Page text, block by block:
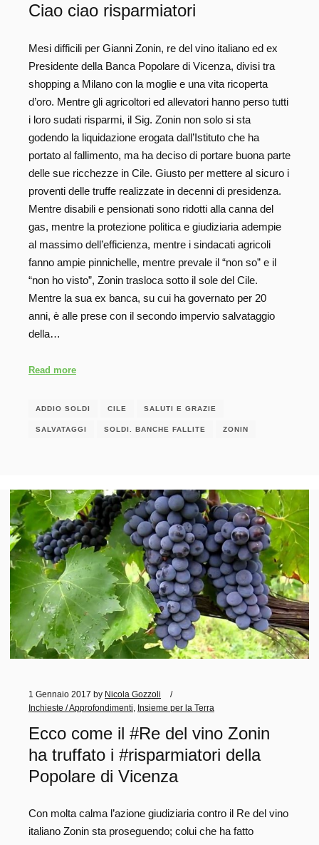
Ciao ciao risparmiatori
Mesi difficili per Gianni Zonin, re del vino italiano ed ex
Presidente della Banca Popolare di Vicenza, divisi tra
shopping a Milano con la moglie e una vita ricoperta
d’oro. Mentre gli agricoltori ed allevatori hanno perso tutti
i loro sudati risparmi, il Sig. Zonin non solo si sta
godendo la liquidazione erogata dall’Istituto che ha
portato al fallimento, ma ha deciso di portare buona parte
delle sue ricchezze in Cile. Giusto per mettere al sicuro i
proventi delle truffe realizzate in decenni di presidenza.
Mentre disabili e pensionati sono ridotti alla canna del
gas, mentre la protezione politica e giudiziaria adempie
al massimo dell’efficienza, mentre i sindacati agricoli
fanno ampie pinnichelle, mentre prevale il “non so” e il
“non ho visto”, Zonin trasloca sotto il sole del Cile.
Mentre la sua ex banca, su cui ha governato per 20
anni, è alle prese con il secondo impervio salvataggio
della…
Read more
ADDIO SOLDI CILE SALUTI E GRAZIE
SALVATAGGI SOLDI. BANCHE FALLITE ZONIN
1 Gennaio 2017 by Nicola Gozzoli
Inchieste / Approfondimenti
Insieme per la Terra
Ecco come il #Re del vino Zonin
ha truffato i #risparmiatori della
Popolare di Vicenza
Con molta calma l’azione giudiziaria contro il Re del vino
italiano Zonin sta proseguendo; colui che ha fatto